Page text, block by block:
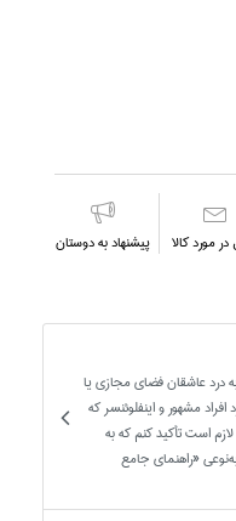
مورد كالا پیشنهاد به دوستان
درد عاشقان فضاي مجازي يا
مشهور و اينفلوئنسر که
است تأکيد کنم که به
«راهنماي جامع